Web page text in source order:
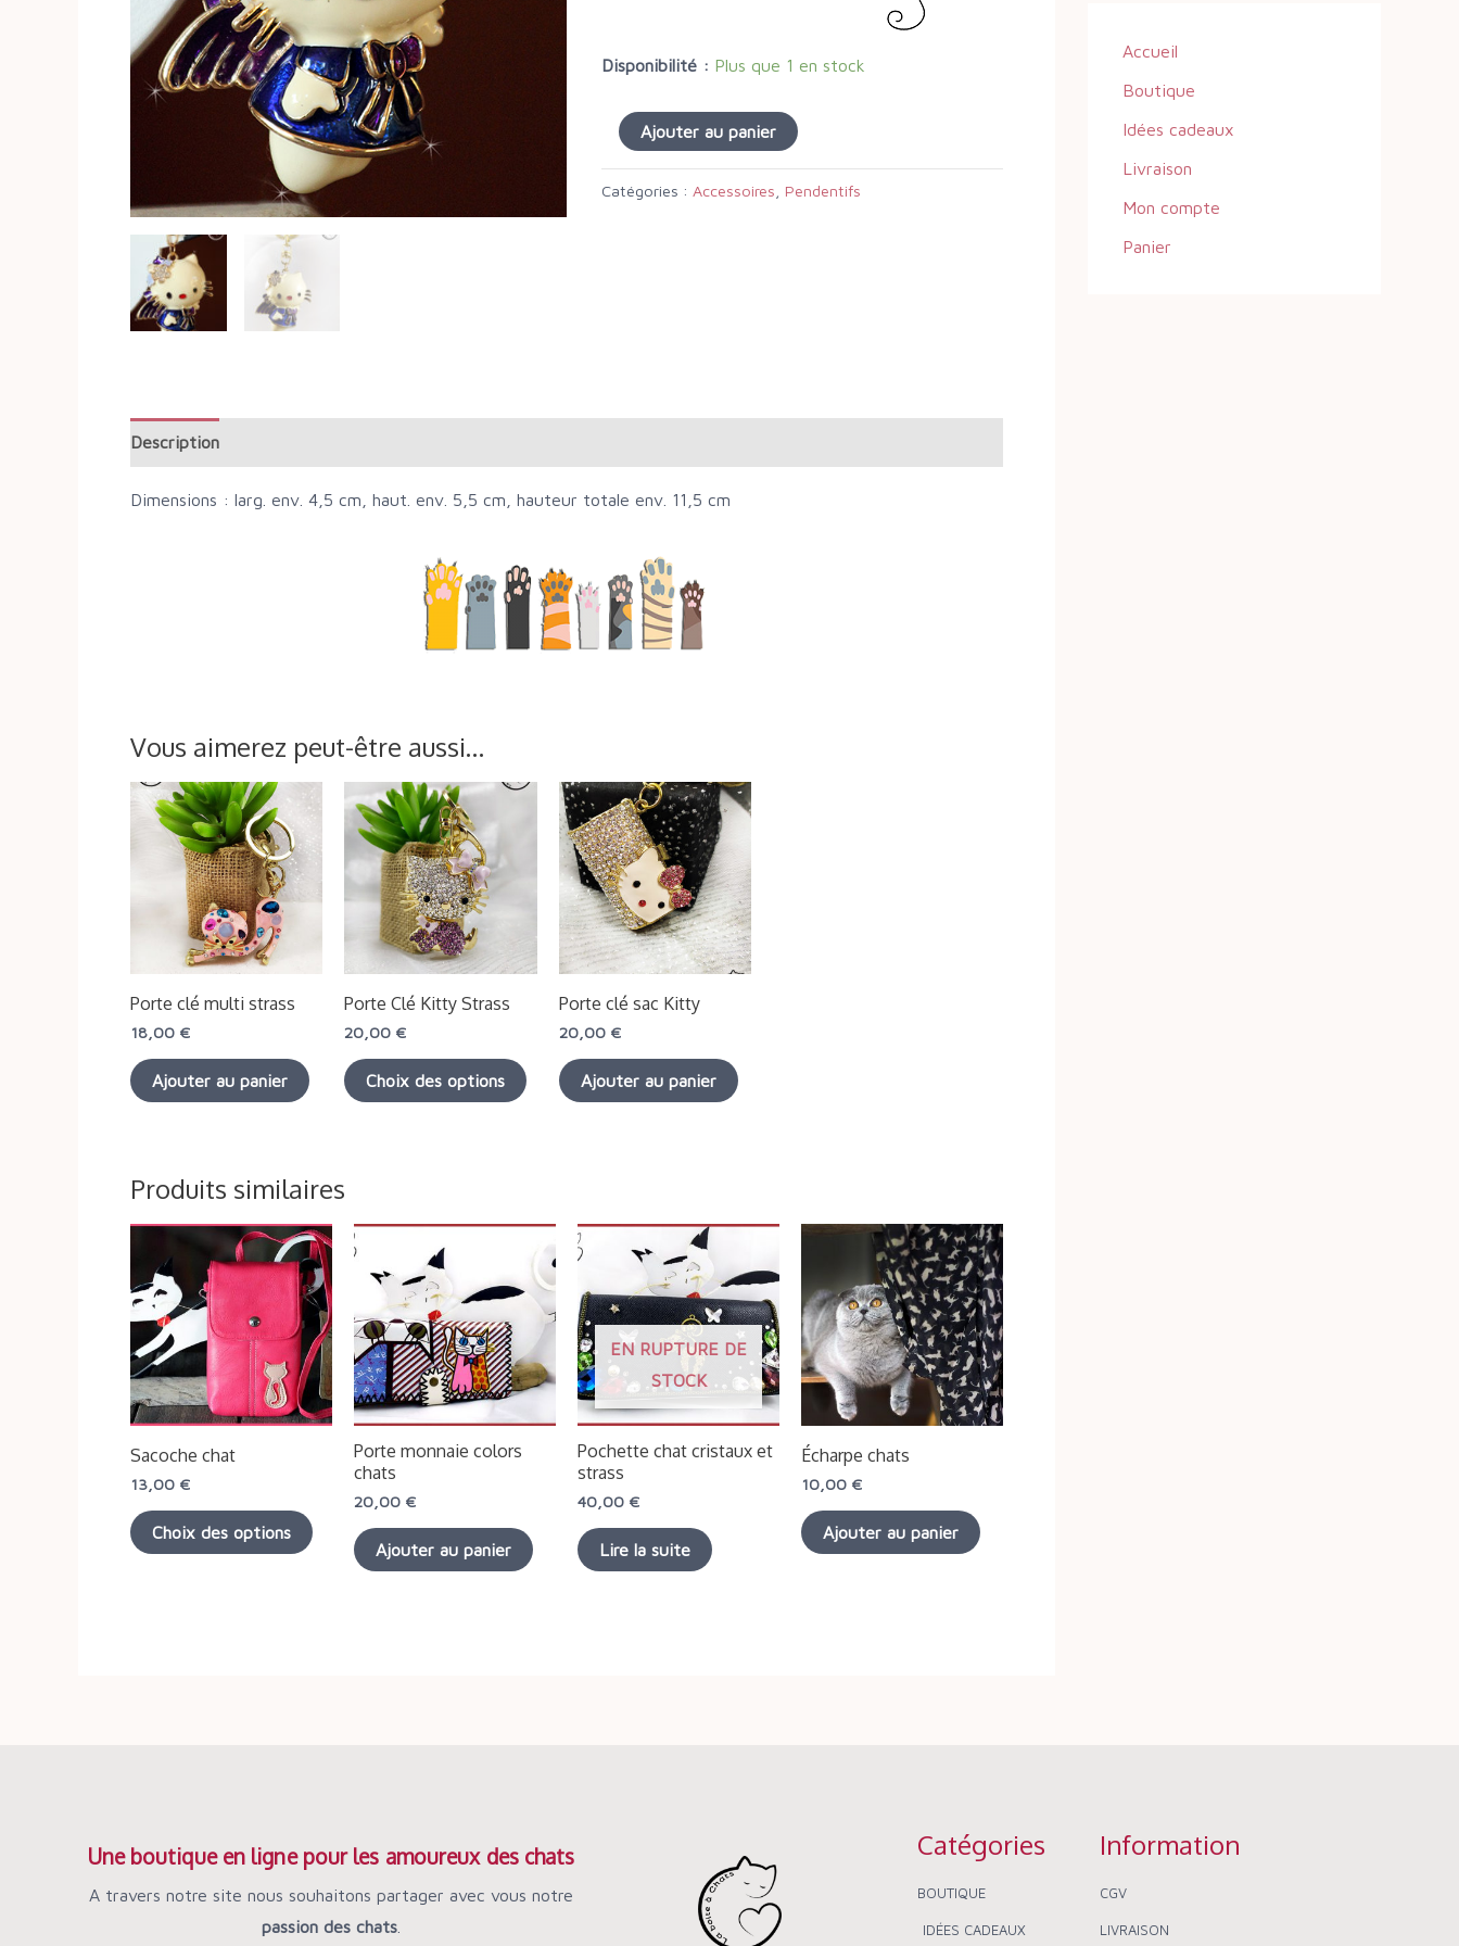
Disponibilité : Plus que 1 en stock
Ajouter au panier
Catégories : Accessoires Pendentifs
Description
Dimensions : larg. env. 4,5 cm, haut. env. 5,5 cm, hauteur totale env. 11,5 cm
Vous aimerez peut-être aussi…
Porte clé multi strass
18,00 €
Ajouter au panier
Porte Clé Kitty Strass
20,00 €
Choix des options
produit
plusieurs
variations.
peuvent
choisies
produit
Porte clé sac Kitty
20,00 €
Ajouter au panier
Produits similaires
Sacoche chat
13,00 €
Choix des options
Ce
produit
a
plusieurs
variations.
Les
options
peuvent
choisies
Porte monnaie colors
chats
20,00 €
Ajouter au panier
EN RUPTURE DE
STOCK
Pochette chat cristaux et
strass
40,00 €
Lire la suite
Écharpe chats
10,00 €
Ajouter au panier
:
Accueil
Boutique
Idées cadeaux
Livraison
Mon compte
Panier
Une boutique en ligne pour les amoureux des chats
A travers notre site nous souhaitons partager avec vous notre
passion des chats.
Catégories
BOUTIQUE
IDÉES CADEAUX
Information
CGV
LIVRAISON